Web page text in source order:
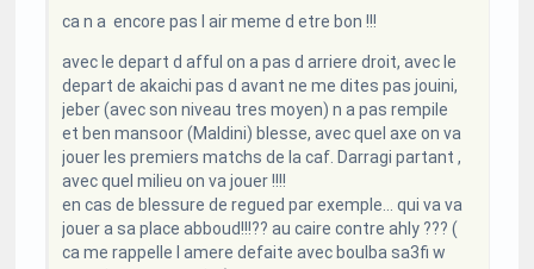
ca n a encore pas l air meme d etre bon !!!
avec le depart d afful on a pas d arriere droit, avec le
depart de akaichi pas d avant ne me dites pas jouini,
jeber (avec son niveau tres moyen) n a pas rempile
et ben mansoor (Maldini) blesse, avec quel axe on va
jouer les premiers matchs de la caf. Darragi partant ,
avec quel milieu on va jouer !!!!
en cas de blessure de regued par exemple... qui va va
jouer a sa place abboud!!!?? au caire contre ahly ??? (
ca me rappelle l amere defaite avec boulba sa3fi w